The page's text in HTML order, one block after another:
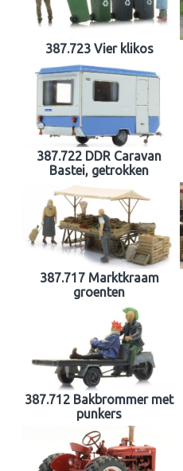
387.723 Vier klikos
387.722 DDR Caravan
Bastei, getrokken
387.717 Marktkraam
groenten
387.712 Bakbrommer met
punkers